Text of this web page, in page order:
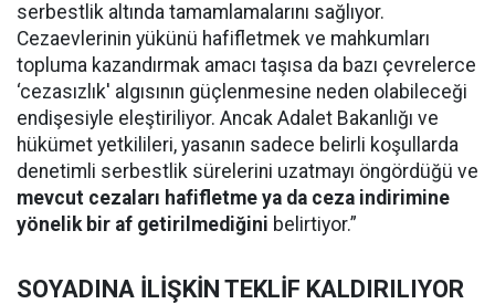
serbestlik altında tamamlamalarını sağlıyor.
Cezaevlerinin yükünü hafifletmek ve mahkumları
topluma kazandırmak amacı taşısa da bazı çevrelerce
‘cezasızlık' algısının güçlenmesine neden olabileceği
endişesiyle eleştiriliyor. Ancak Adalet Bakanlığı ve
hükümet yetkilileri, yasanın sadece belirli koşullarda
denetimli serbestlik sürelerini uzatmayı öngördüğü ve
mevcut cezaları hafifletme ya da ceza indirimine
yönelik bir af getirilmediğini belirtiyor.”
SOYADINA İLİŞKİN TEKLİF KALDIRILIYOR